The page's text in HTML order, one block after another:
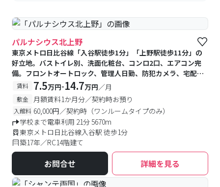
パルナシウス北上野
東京メトロ日比谷線「入谷駅徒歩1分」「上野駅徒歩11分」の
好立地。バストイレ別、洗面化粧台、コンロ2口、エアコン完
備。フロントオートロック、管理人日勤、防犯カメラ、宅配
BOX付きで安心・快適です
賃料 7.5万円-14.7万円／月
敷金 月額賃料1か月分／契約時お預り
入館料 60,000円／契約時（ワンルームタイプのみ）
学校まで電車利用 21分 5670m
東京メトロ日比谷線入谷駅 徒歩1分
築17年／RC14階建て
お問合せ 詳細を見る